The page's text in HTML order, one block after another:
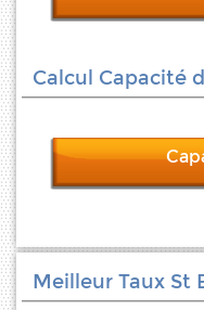
Calcul Capacité
Meilleur Taux St